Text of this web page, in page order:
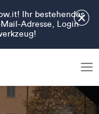
×
Ihr bestehendes
Adresse, Login